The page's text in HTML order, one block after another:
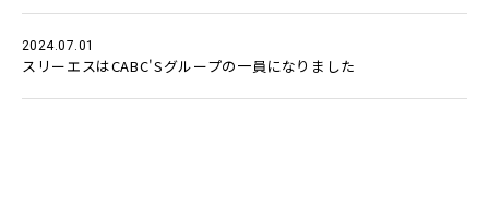
2024.07.01
スリーエスはCABC'Sグループの一員になりました